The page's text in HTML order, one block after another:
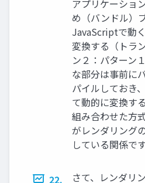
アプリケーショ
め（バンドル）
JavaScriptで動
変換する（トラ
ン２：パターン
な部分は事前に
パイルしておき
て動的に変換す
組み合わせた方
がレンダリング
している関係で
22. さて、レンダリ